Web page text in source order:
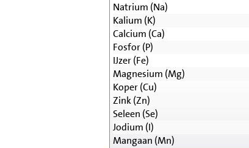
Natrium (Na)
Kalium (K)
Calcium (Ca)
Fosfor (P)
IJzer (Fe)
Magnesium (Mg)
Koper (Cu)
Zink (Zn)
Seleen (Se)
Jodium (I)
Mangaan (Mn)